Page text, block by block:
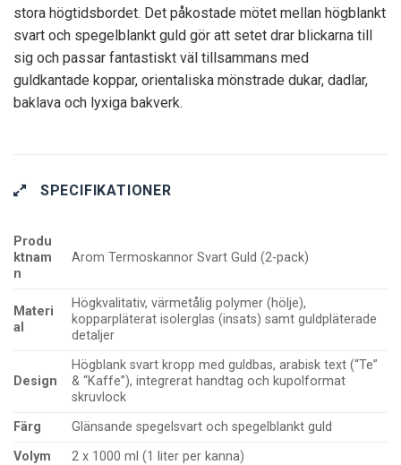
stora högtidsbordet. Det påkostade mötet mellan högblankt
svart och spegelblankt guld gör att setet drar blickarna till
sig och passar fantastiskt väl tillsammans med
guldkantade koppar, orientaliska mönstrade dukar, dadlar,
baklava och lyxiga bakverk.
SPECIFIKATIONER
Produ
ktnam
n
Arom Termoskannor Svart Guld (2-pack)
Materi
al
Högkvalitativ, värmetålig polymer (hölje),
kopparpläterat isolerglas (insats) samt guldpläterade
detaljer
Design
Högblank svart kropp med guldbas, arabisk text (“Te”
& “Kaffe”), integrerat handtag och kupolformat
skruvlock
Färg
Glänsande spegelsvart och spegelblankt guld
Volym
2 x 1000 ml (1 liter per kanna)